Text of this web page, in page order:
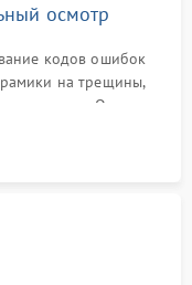
осмотр
кодов ошибок
на трещины,
нагрева. Опрос
не видит посуду,